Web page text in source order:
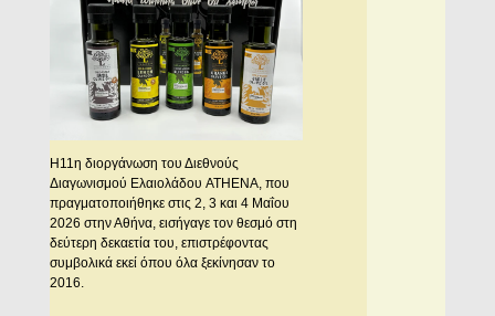
Η11η διοργάνωση του Διεθνούς
Διαγωνισμού Ελαιολάδου ATHENA, που
πραγματοποιήθηκε στις 2, 3 και 4 Μαΐου
2026 στην Αθήνα, εισήγαγε τον θεσμό στη
δεύτερη δεκαετία του, επιστρέφοντας
συμβολικά εκεί όπου όλα ξεκίνησαν το
2016.